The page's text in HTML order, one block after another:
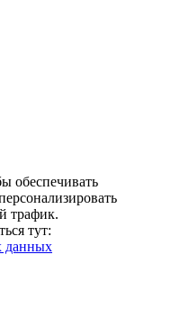
обеспечивать
трафик.
тут:
данных